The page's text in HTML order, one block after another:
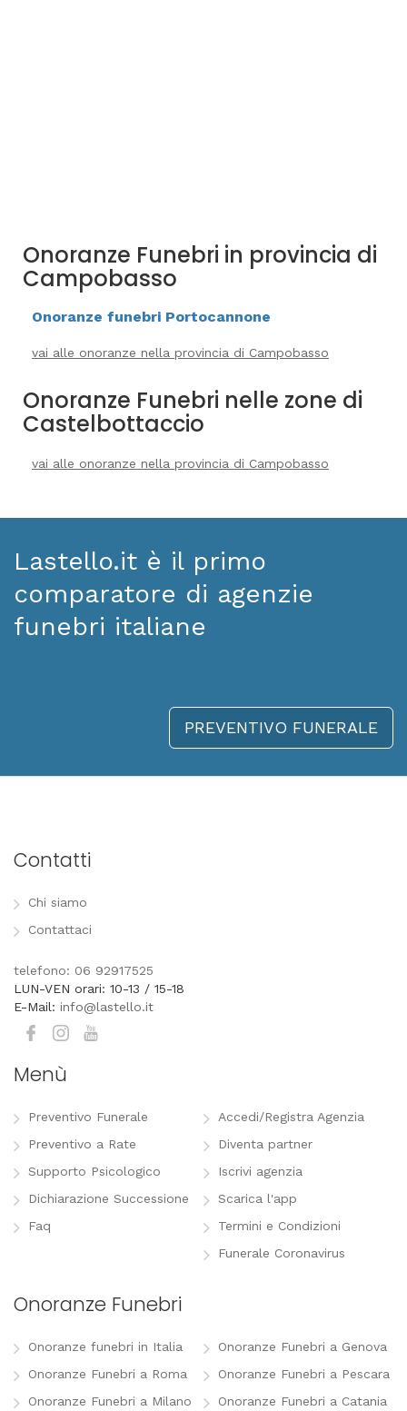
Onoranze Funebri in provincia di
Campobasso
Onoranze funebri Portocannone
vai alle onoranze nella provincia di Campobasso
Onoranze Funebri nelle zone di
Castelbottaccio
vai alle onoranze nella provincia di Campobasso
Lastello.it è il primo
comparatore di agenzie
funebri italiane
PREVENTIVO FUNERALE
Contatti
Chi siamo
Contattaci
telefono: 06 92917525
LUN-VEN orari: 10-13 / 15-18
E-Mail: info@lastello.it
Menù
Preventivo Funerale
Preventivo a Rate
Supporto Psicologico
Dichiarazione Successione
Faq
Accedi/Registra Agenzia
Diventa partner
Iscrivi agenzia
Scarica l'app
Termini e Condizioni
Funerale Coronavirus
Onoranze Funebri
Onoranze funebri in Italia
Onoranze Funebri a Roma
Onoranze Funebri a Milano
Onoranze Funebri a Genova
Onoranze Funebri a Pescara
Onoranze Funebri a Catania